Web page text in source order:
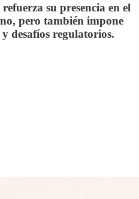
su presencia en el
pero también impone
desafíos regulatorios.